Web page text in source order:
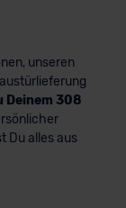
unseren
Deinem 308
Du alles aus